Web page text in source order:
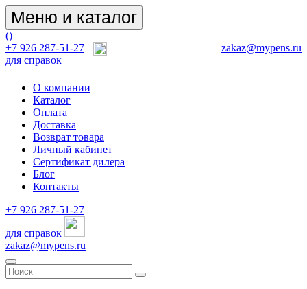
Меню и каталог
()
+7 926 287-51-27
для справок
zakaz@mypens.ru
О компании
Каталог
Оплата
Доставка
Возврат товара
Личный кабинет
Сертификат дилера
Блог
Контакты
+7 926 287-51-27
для справок
zakaz@mypens.ru